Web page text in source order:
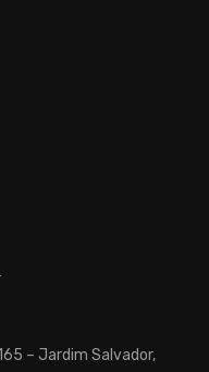
– Jardim Salvador,